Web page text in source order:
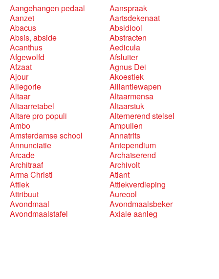
Aangehangen pedaal
Aanspraak
Aanzet
Aartsdekenaat
Abacus
Absidiool
Absis, abside
Abstracten
Acanthus
Aedicula
Afgewolfd
Afsluiter
Afzaat
Agnus Dei
Ajour
Akoestiek
Allegorie
Alliantiewapen
Altaar
Altaarmensa
Altaarretabel
Altaarstuk
Altare pro populi
Alternerend stelsel
Ambo
Ampullen
Amsterdamse school
Annatrits
Annunciatie
Antependium
Arcade
Archaïserend
Architraaf
Archivolt
Arma Christi
Atlant
Attiek
Attiekverdieping
Attribuut
Aureool
Avondmaal
Avondmaalsbeker
Avondmaalstafel
Axiale aanleg